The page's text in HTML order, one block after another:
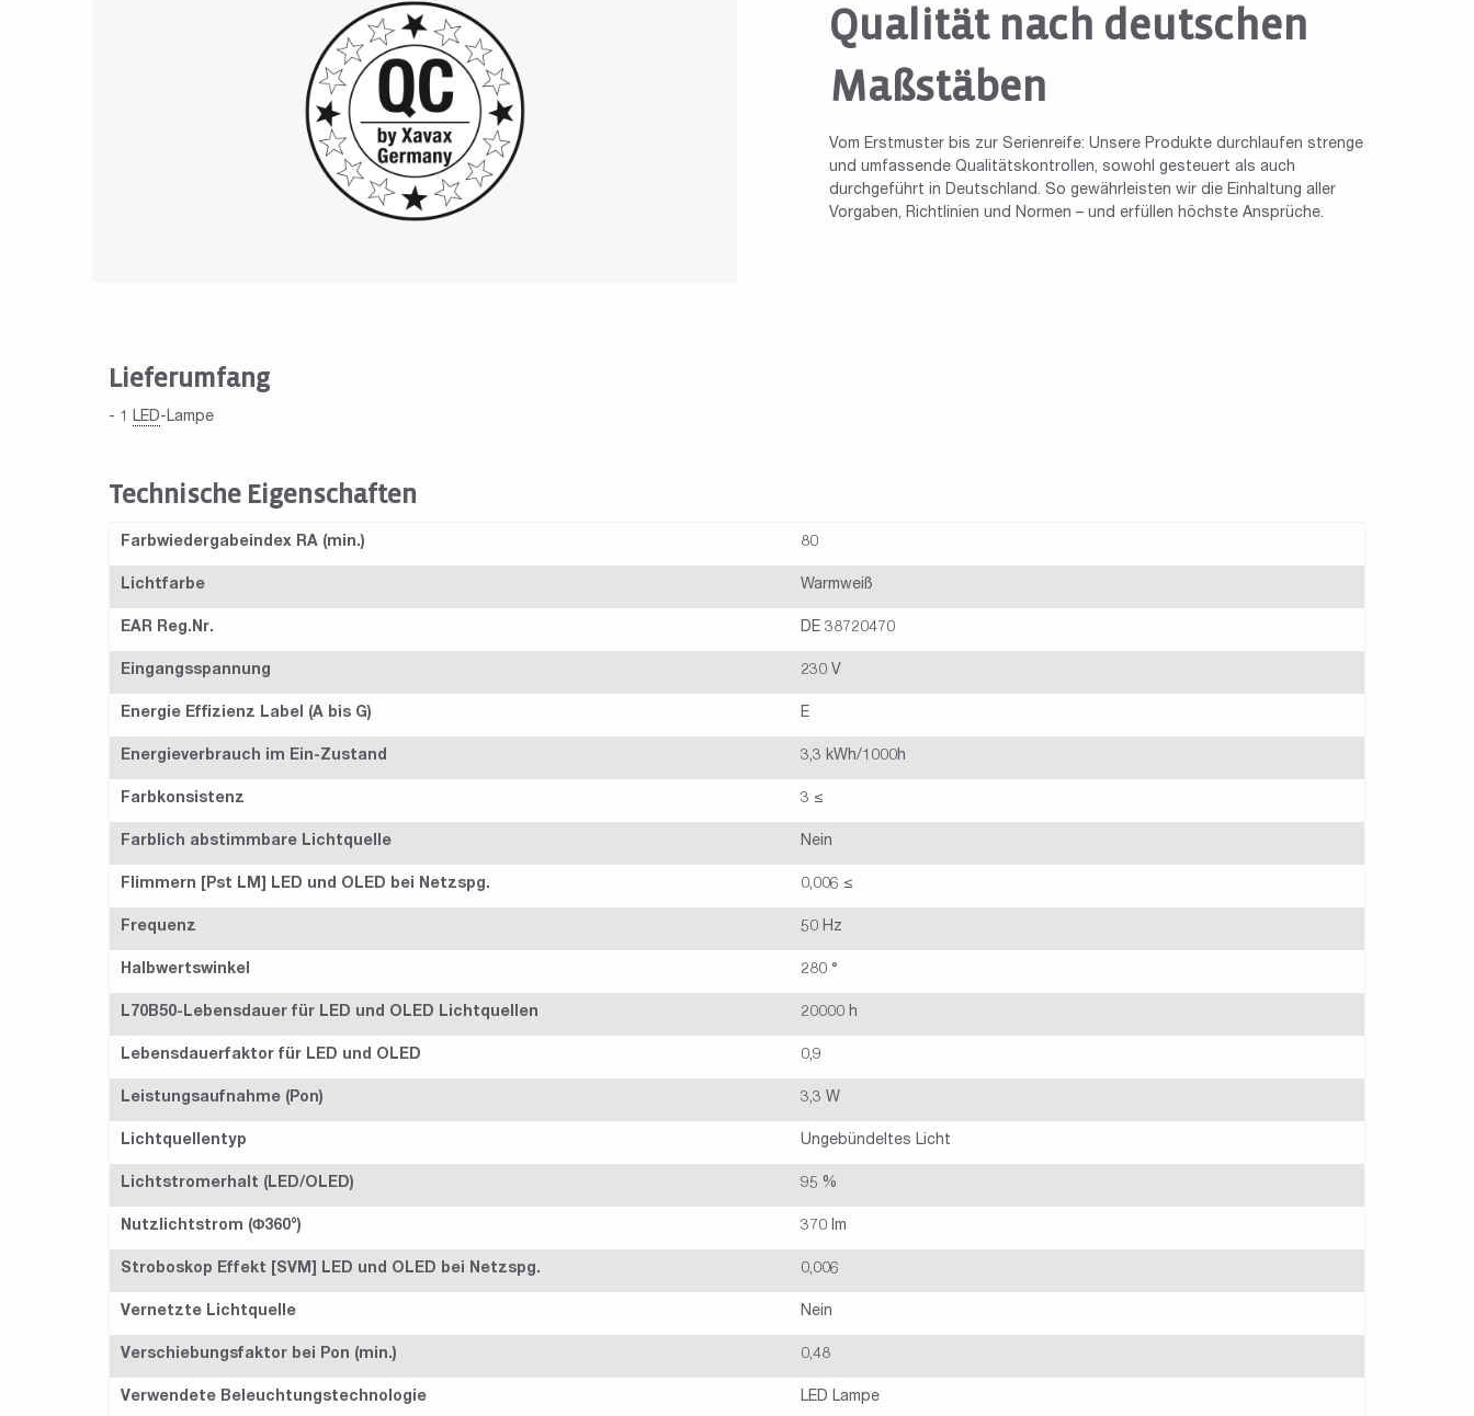
Qualität nach deutschen
Maßstäben
Vom Erstmuster bis zur Serienreife: Unsere Produkte durchlaufen strenge
und umfassende Qualitätskontrollen, sowohl gesteuert als auch
durchgeführt in Deutschland. So gewährleisten wir die Einhaltung aller
Vorgaben, Richtlinien und Normen – und erfüllen höchste Ansprüche.
Lieferumfang
- 1 LED-Lampe
Technische Eigenschaften
Farbwiedergabeindex RA (min.) 80
Lichtfarbe Warmweiß
EAR Reg.Nr. DE 38720470
Eingangsspannung 230 V
Energie Effizienz Label (A bis G) E
Energieverbrauch im Ein-Zustand 3,3 kWh/1000h
Farbkonsistenz 3 ≤
Farblich abstimmbare Lichtquelle Nein
Flimmern [Pst LM] LED und OLED bei Netzspg. 0,006 ≤
Frequenz 50 Hz
Halbwertswinkel 280 °
L70B50-Lebensdauer für LED und OLED Lichtquellen 20000 h
Lebensdauerfaktor für LED und OLED 0,9
Leistungsaufnahme (Pon) 3,3 W
Lichtquellentyp Ungebündeltes Licht
Lichtstromerhalt (LED/OLED) 95 %
Nutzlichtstrom (Φ360°) 370 lm
Stroboskop Effekt [SVM] LED und OLED bei Netzspg. 0,006
Vernetzte Lichtquelle Nein
Verschiebungsfaktor bei Pon (min.) 0,48
Verwendete Beleuchtungstechnologie LED Lampe